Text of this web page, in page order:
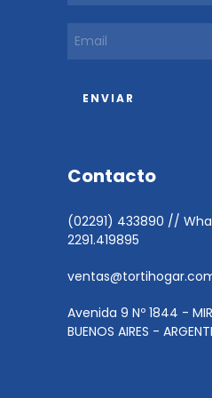
Contacto
(02291) 433890 //
2291.419895
Avenida 9 Nº 1844 -
BUENOS AIRES -